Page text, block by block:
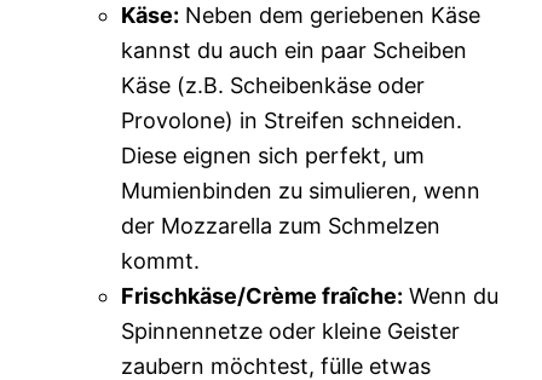
Käse: Neben dem geriebenen Käse
kannst du auch ein paar Scheiben
Käse (z.B. Scheibenkäse oder
Provolone) in Streifen schneiden.
Diese eignen sich perfekt, um
Mumienbinden zu simulieren, wenn
der Mozzarella zum Schmelzen
kommt.
Frischkäse/Crème fraîche: Wenn du
Spinnennetze oder kleine Geister
zaubern möchtest, fülle etwas